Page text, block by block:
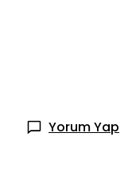
Yorum Yap